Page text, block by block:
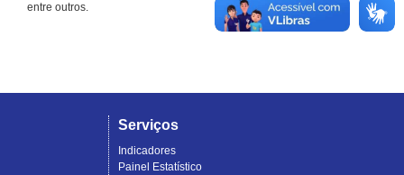
entre outros.
Serviços
Indicadores
Painel Estatístico